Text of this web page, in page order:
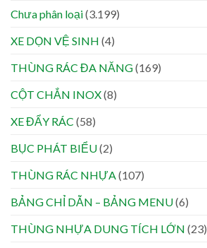
Chưa phân loại(3.199)
XE DỌN VỆ SINH (4)
THÙNG RÁC ĐA NĂNG(169)
CỘT CHẮN INOX(8)
XE ĐẨY RÁC (58)
BỤC PHÁT BIỂU(2)
THÙNG RÁC NHỰA(107)
BẢNG CHỈ DẪN – BẢNG MENU(6)
THÙNG NHỰA DUNG TÍCH LỚN (23)